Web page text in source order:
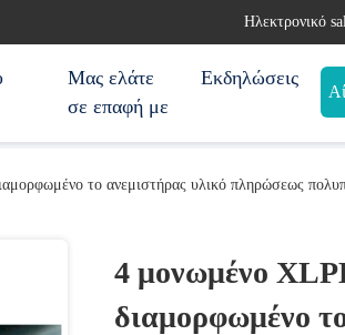
Ηλεκτρονικό
Μας ελάτε
σε επαφή με
Εκδηλώσεις
το ανεμιστήρας υλικό πληρώσεως
4 μονωμένο
διαμορφωμένο